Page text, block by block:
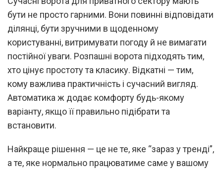
бути не просто гарними. Вони повинні відповідати
ділянці, бути зручними в щоденному
користуванні, витримувати погоду й не вимагати
постійної уваги. Розпашні ворота підходять тим,
хто цінує простоту та класику. Відкатні — тим,
кому важлива практичність і сучасний вигляд.
Автоматика ж додає комфорту будь-якому
варіанту, якщо її правильно підібрати та
встановити.
Найкраще рішення — це не те, яке “зараз у тренді”,
а те, яке нормально працюватиме саме у вашому